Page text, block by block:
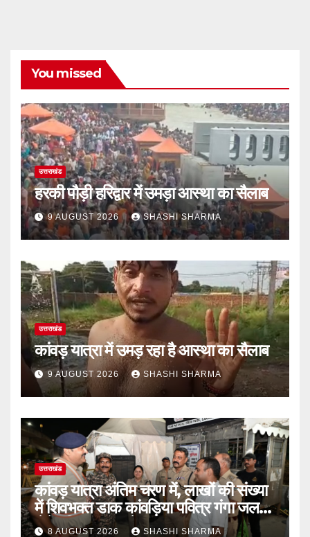
You missed
उत्तराखंड
हरकी पौड़ी हरिद्वार में उमड़ा आस्था का सैलाब
9 AUGUST 2026 SHASHI SHARMA
उत्तराखंड
कांवड़ यात्रा में उमड़ रहा है आस्था का सैलाब
9 AUGUST 2026 SHASHI SHARMA
उत्तराखंड
कांवड़ यात्रा अंतिम चरण में, लाखों की संख्या
में शिवभक्त डाक कांवड़िया पवित्र गंगा जल
लेने हरिद्वार पहुंच रहे
8 AUGUST 2026 SHASHI SHARMA